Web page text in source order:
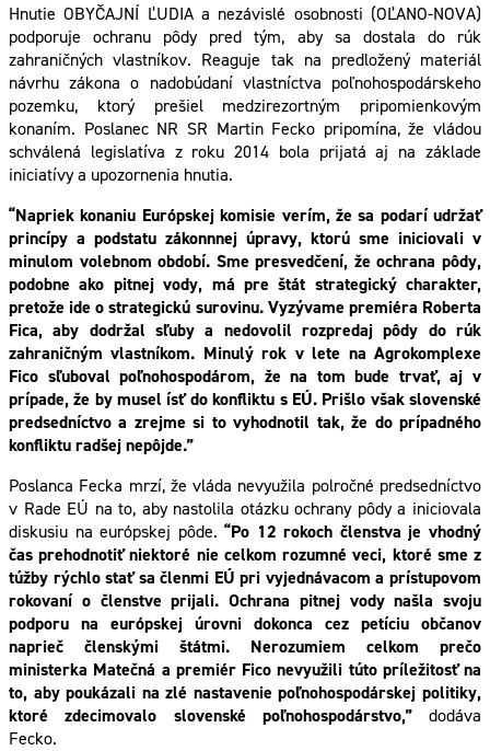
Hnutie OBYČAJNÍ ĽUDIA a nezávislé osobnosti (OĽANO-NOVA)
podporuje ochranu pôdy pred tým, aby sa dostala do rúk
zahraničných vlastníkov. Reaguje tak na predložený materiál
návrhu zákona o nadobúdaní vlastníctva poľnohospodárskeho
pozemku, ktorý prešiel medzirezortným pripomienkovým
konaním. Poslanec NR SR Martin Fecko pripomína, že vládou
schválená legislatíva z roku 2014 bola prijatá aj na základe
iniciatívy a upozornenia hnutia.
“Napriek konaniu Európskej komisie verím, že sa podarí udržať
princípy a podstatu zákonnnej úpravy, ktorú sme iniciovali v
minulom volebnom období. Sme presvedčení, že ochrana pôdy,
podobne ako pitnej vody, má pre štát strategický charakter,
pretože ide o strategickú surovinu. Vyzývame premiéra Roberta
Fica, aby dodržal sľuby a nedovolil rozpredaj pôdy do rúk
zahraničným vlastníkom. Minulý rok v lete na Agrokomplexe
Fico sľuboval poľnohospodárom, že na tom bude trvať, aj v
prípade, že by musel ísť do konfliktu s EÚ. Prišlo však slovenské
predsedníctvo a zrejme si to vyhodnotil tak, že do prípadného
konfliktu radšej nepôjde.”
Poslanca Fecka mrzí, že vláda nevyužila polročné predsedníctvo
v Rade EÚ na to, aby nastolila otázku ochrany pôdy a iniciovala
diskusiu na európskej pôde.“Po 12 rokoch členstva je vhodný
čas prehodnotiť niektoré nie celkom rozumné veci, ktoré sme z
túžby rýchlo stať sa členmi EÚ pri vyjednávacom a prístupovom
rokovaní o členstve prijali. Ochrana pitnej vody našla svoju
podporu na európskej úrovni dokonca cez petíciu občanov
naprieč členskými štátmi. Nerozumiem celkom prečo
ministerka Matečná a premiér Fico nevyužili túto príležitosť na
to, aby poukázali na zlé nastavenie poľnohospodárskej politiky,
ktoré zdecimovalo slovenské poľnohospodárstvo,”dodáva
Fecko.